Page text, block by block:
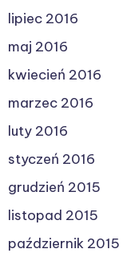
lipiec 2016
maj 2016
kwiecień 2016
marzec 2016
luty 2016
styczeń 2016
grudzień 2015
listopad 2015
październik 2015